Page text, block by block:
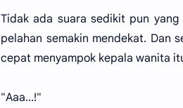
Tidak ada suara sedikit pun
pelahan semakin mendekat. Dan
cepat menyampok kepala wanita
"Aaa...!"